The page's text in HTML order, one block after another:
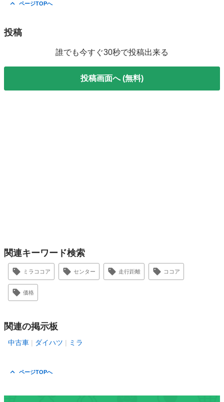
ページTOPへ
投稿
誰でも今すぐ30秒で投稿出来る
投稿画面へ (無料)
関連キーワード検索
ミラココア センター 走行距離 ココア
価格
関連の掲示板
中古車 ダイハツ ミラ
ページTOPへ